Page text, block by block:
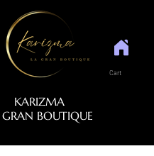
KARIZMA
GRAN BOUTIQUE
Cart